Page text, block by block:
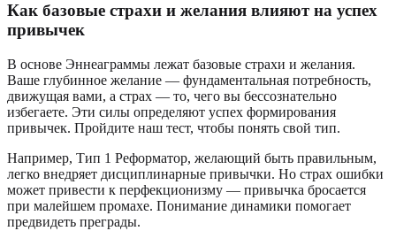
Как базовые страхи и желания влияют на успех
привычек
В основе Эннеаграммы лежат базовые страхи и желания.
Ваше глубинное желание — фундаментальная потребность,
движущая вами, а страх — то, чего вы бессознательно
избегаете. Эти силы определяют успех формирования
привычек. Пройдите наш тест, чтобы понять свой тип.
Например, Тип 1 Реформатор, желающий быть правильным,
легко внедряет дисциплинарные привычки. Но страх ошибки
может привести к перфекционизму — привычка бросается
при малейшем промахе. Понимание динамики помогает
предвидеть преграды.